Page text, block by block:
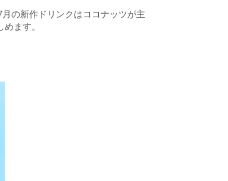
の新作ドリンクはココナッツが主
ます。